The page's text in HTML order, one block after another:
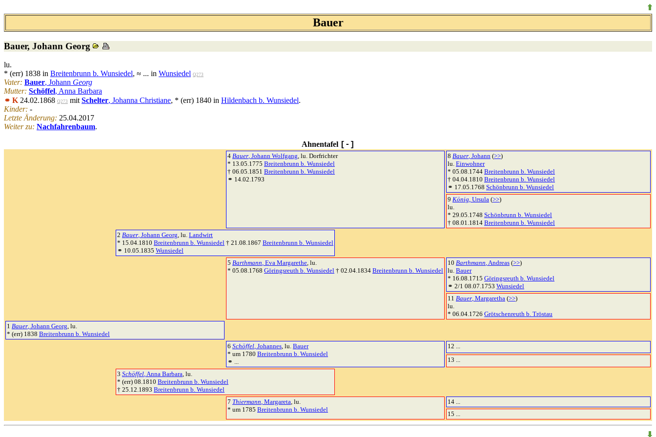
Bauer
Bauer, Johann Georg
lu.
* (err) 1838 in Breitenbrunn b. Wunsiedel, ≈ ... in Wunsiedel Q273
Vater: Bauer, Johann Georg
Mutter: Schöffel, Anna Barbara
⚭ K24.02.1868 Q273 mitSchelter, Johanna Christiane, * (err) 1840 in Hildenbach b. Wunsiedel.
Kinder: -
Letzte Änderung: 25.04.2017
Weiter zu: Nachfahrenbaum.
Ahnentafel [-]
4 Bauer, Johann Wolfgang, lu. Dorfrichter
* 13.05.1775 Breitenbrunn b. Wunsiedel
† 06.05.1851 Breitenbrunn b. Wunsiedel
⚭ 14.02.1793
8 Bauer, Johann (>>)
lu. Einwohner
* 05.08.1744 Breitenbrunn b. Wunsiedel
† 04.04.1810 Breitenbrunn b. Wunsiedel
⚭ 17.05.1768 Schönbrunn b. Wunsiedel
9 König, Ursula (>>)
lu.
* 29.05.1748 Schönbrunn b. Wunsiedel
† 08.01.1814 Breitenbrunn b. Wunsiedel
2 Bauer, Johann Georg, lu. Landwirt
* 15.04.1810 Breitenbrunn b. Wunsiedel † 21.08.1867 Breitenbrunn b. Wunsiedel
⚭ 10.05.1835 Wunsiedel
5 Barthmann, Eva Margarethe, lu.
* 05.08.1768 Göringsreuth b. Wunsiedel † 02.04.1834 Breitenbrunn b. Wunsiedel
10 Barthmann, Andreas (>>)
lu. Bauer
* 16.08.1715 Göringsreuth b. Wunsiedel
⚭ 2/1 08.07.1753 Wunsiedel
11 Bauer, Margaretha (>>)
lu.
* 06.04.1726 Grötschenreuth b. Tröstau
1 Bauer, Johann Georg, lu.
* (err) 1838 Breitenbrunn b. Wunsiedel
6 Schöffel, Johannes, lu. Bauer
* um 1780 Breitenbrunn b. Wunsiedel
⚭ ...
12 ...
13 ...
3 Schöffel, Anna Barbara, lu.
* (err) 08.1810 Breitenbrunn b. Wunsiedel
† 25.12.1893 Breitenbrunn b. Wunsiedel
7 Thiermann, Margareta, lu.
* um 1785 Breitenbrunn b. Wunsiedel
14 ...
15 ...